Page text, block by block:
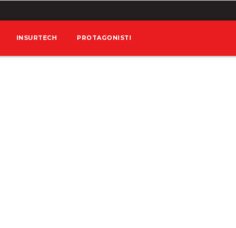
INSURTECH PROTAGONISTI